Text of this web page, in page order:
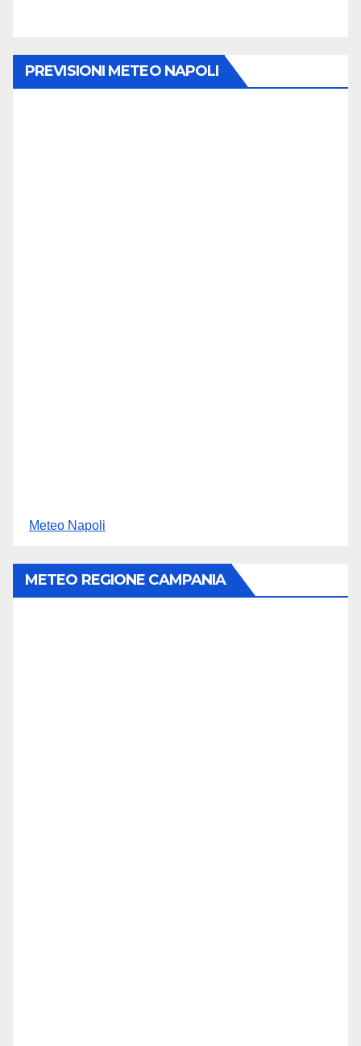
PREVISIONI METEO NAPOLI
Meteo Napoli
METEO REGIONE CAMPANIA